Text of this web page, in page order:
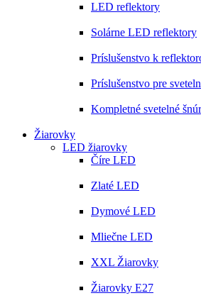
LED reflektory
Solárne LED reflektory
Príslušenstvo k
Príslušenstvo pre
Kompletné svetelné
Žiarovky
LED žiarovky
Číre LED
Zlaté LED
Dymové LED
Mliečne LED
XXL Žiarovky
Žiarovky E27